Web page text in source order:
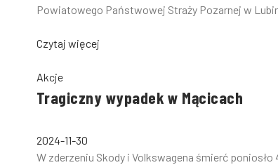
Powiatowego Państwowej Straży Pozarnej w
Czytaj więcej
Akcje
Tragiczny wypadek w Mącicach
2024-11-30
W zderzeniu Skody i Volkswagena śmierć